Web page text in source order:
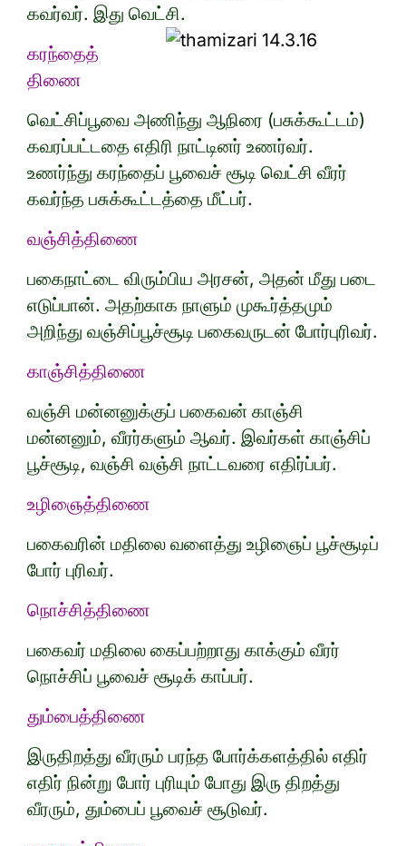
கவர்வர். இது வெட்சி.
கரந்தைத்
திணை
வெட்சிப்பூவை அணிந்து ஆநிரை (பசுக்கூட்டம்)
கவரப்பட்டதை எதிரி நாட்டினர் உணர்வர்.
உணர்ந்து கரந்தைப் பூவைச் சூடி வெட்சி வீரர்
கவர்ந்த பசுக்கூட்டத்தை மீட்பர்.
வஞ்சித்திணை
பகைநாட்டை விரும்பிய அரசன், அதன் மீது படை
எடுப்பான். அதற்காக நாளும் முகூர்த்தமும்
அறிந்து வஞ்சிப்பூச்சூடி பகைவருடன் போர்புரிவர்.
காஞ்சித்திணை
வஞ்சி மன்னனுக்குப் பகைவன் காஞ்சி
மன்னனும், வீரர்களும் ஆவர். இவர்கள் காஞ்சிப்
பூச்சூடி, வஞ்சி வஞ்சி நாட்டவரை எதிர்ப்பர்.
உழிஞைத்திணை
பகைவரின் மதிலை வளைத்து உழிஞைப் பூச்சூடிப்
போர் புரிவர்.
நொச்சித்திணை
பகைவர் மதிலை கைப்பற்றாது காக்கும் வீரர்
நொச்சிப் பூவைச் சூடிக் காப்பர்.
தும்பைத்திணை
இருதிறத்து வீரரும் பரந்த போர்க்களத்தில் எதிர்
எதிர் நின்று போர் புரியும் போது இரு திறத்து
வீரரும், தும்பைப் பூவைச் சூடுவர்.